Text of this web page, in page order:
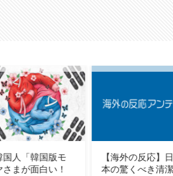
【海外の反応】日
本の驚くべき清潔
韓国人「記録的
猛暑でプロ野